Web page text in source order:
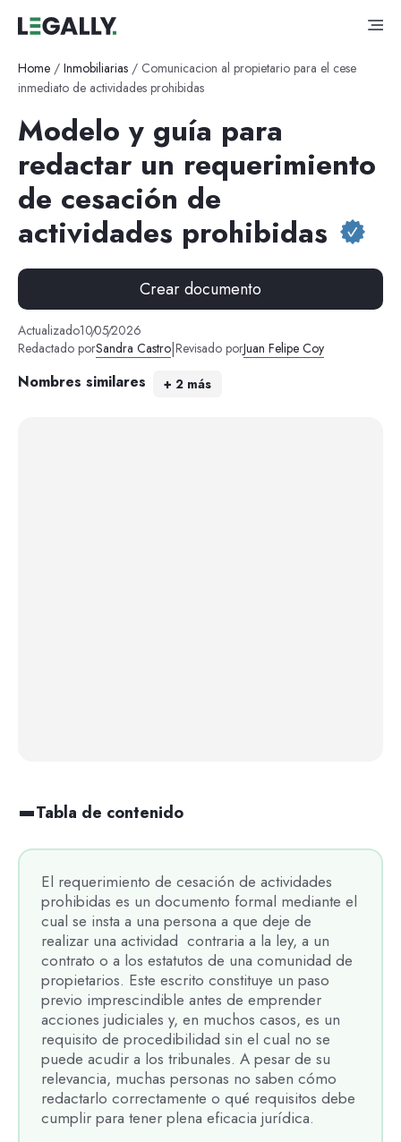
Home / Inmobiliarias / Comunicacion al propietario para el cese
inmediato de actividades prohibidas
Modelo y guía para
redactar un requerimiento
de cesación de
actividades prohibidas
Crear documento
Actualizado10/05/2026
Redactado porSandra Castro|Revisado porJuan Felipe Coy
Nombres similares + 2 más
El requerimiento de cesación de actividades
prohibidas es un documento formal mediante el
cual se insta a una persona a que deje de
realizar una actividad contraria a la ley, a un
contrato o a los estatutos de una comunidad de
propietarios. Este escrito constituye un paso
previo imprescindible antes de emprender
acciones judiciales y, en muchos casos, es un
requisito de procedibilidad sin el cual no se
puede acudir a los tribunales. A pesar de su
relevancia, muchas personas no saben cómo
redactarlo correctamente o qué requisitos debe
cumplir para tener plena eficacia jurídica.
Tabla de contenido